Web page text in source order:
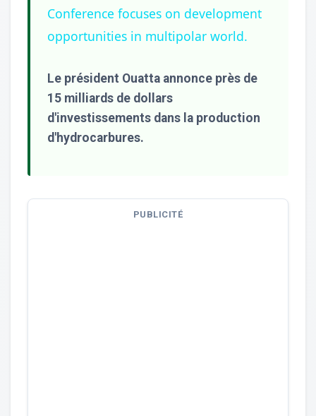
Conference focuses on development
opportunities in multipolar world.
Le président Ouatta annonce près de
15 milliards de dollars
d'investissements dans la production
d'hydrocarbures.
PUBLICITÉ